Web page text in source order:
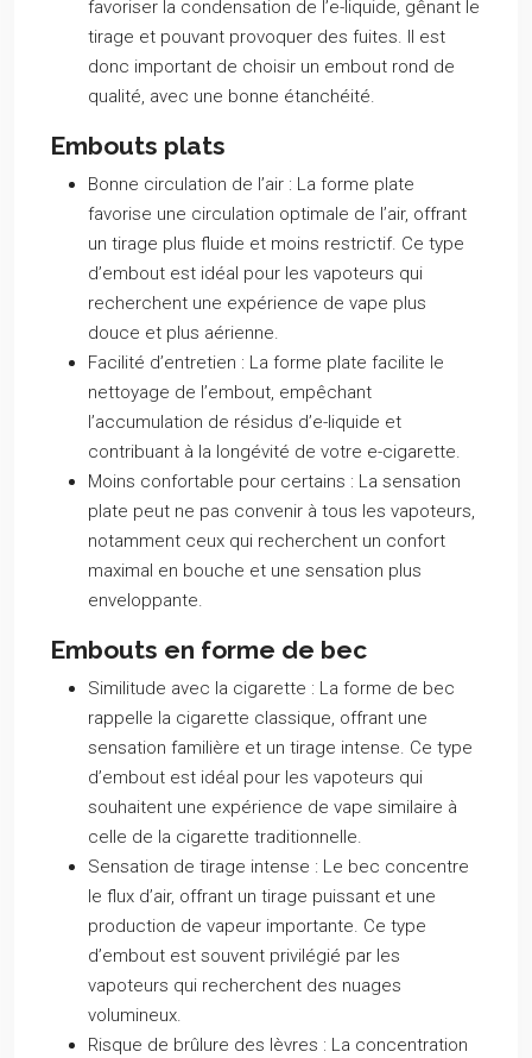
favoriser la condensation de l’e-liquide, gênant le
tirage et pouvant provoquer des fuites. Il est
donc important de choisir un embout rond de
qualité, avec une bonne étanchéité.
Embouts plats
Bonne circulation de l’air : La forme plate
favorise une circulation optimale de l’air, offrant
un tirage plus fluide et moins restrictif. Ce type
d’embout est idéal pour les vapoteurs qui
recherchent une expérience de vape plus
douce et plus aérienne.
Facilité d’entretien : La forme plate facilite le
nettoyage de l’embout, empêchant
l’accumulation de résidus d’e-liquide et
contribuant à la longévité de votre e-cigarette.
Moins confortable pour certains : La sensation
plate peut ne pas convenir à tous les vapoteurs,
notamment ceux qui recherchent un confort
maximal en bouche et une sensation plus
enveloppante.
Embouts en forme de bec
Similitude avec la cigarette : La forme de bec
rappelle la cigarette classique, offrant une
sensation familière et un tirage intense. Ce type
d’embout est idéal pour les vapoteurs qui
souhaitent une expérience de vape similaire à
celle de la cigarette traditionnelle.
Sensation de tirage intense : Le bec concentre
le flux d’air, offrant un tirage puissant et une
production de vapeur importante. Ce type
d’embout est souvent privilégié par les
vapoteurs qui recherchent des nuages
volumineux.
Risque de brûlure des lèvres : La concentration